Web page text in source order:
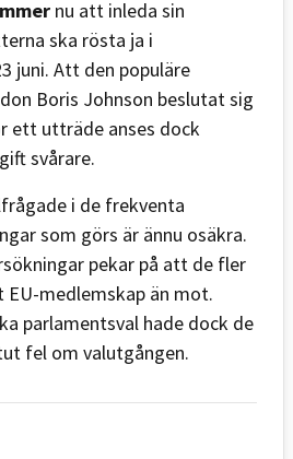
nu att inleda sin
ska rösta ja i
juni. Att den populäre
Boris Johnson beslutat sig
ett utträde anses dock
svårare.
i de frekventa
som görs är ännu osäkra.
pekar på att de fler
medlemskap än mot.
parlamentsval hade dock de
fel om valutgången.